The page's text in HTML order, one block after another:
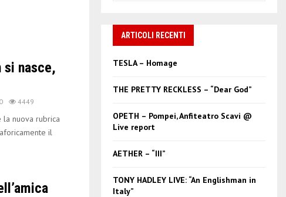
si nasce,
0 4449
nuova rubrica
il
h
f
ARTICOLI RECENTI
TESLA – Homage
THE PRETTY RECKLESS – “Dear God”
OPETH – Pompei, Anfiteatro Scavi @
Live report
AETHER – “III”
TONY HADLEY LIVE: “An Englishman in
Italy”